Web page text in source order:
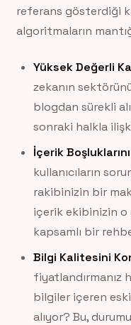
referans gösterdiği
algoritmaların
Yüksek Değerli
zekanın
blogdan sürekli
sonraki halkla
İçerik
kullanıcıların
rakibinizin bir
içerik ekibinizin o
kapsamlı bir
Bilgi Kalitesini
fiyatlandırmanız
bilgiler içeren
alıyor? Bu,